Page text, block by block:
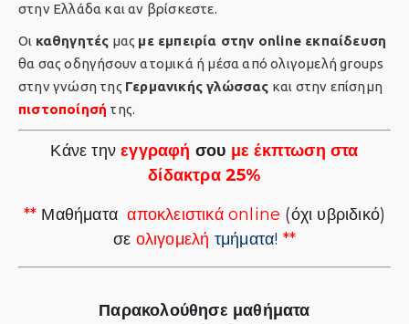
στην Ελλάδα και αν βρίσκεστε.
Οι καθηγητές μας με εμπειρία στην online εκπαίδευση
θα σας οδηγήσουν ατομικά ή μέσα από ολιγομελή groups
στην γνώση της Γερμανικής γλώσσας και στην επίσημη
πιστοποίησή της.
Κάνε την εγγραφή σου με έκπτωση στα
δίδακτρα 25%
** Μαθήματααποκλειστικά online (όχι υβριδικό)
σε ολιγομελή τμήματα! **
Παρακολούθησε μαθήματα